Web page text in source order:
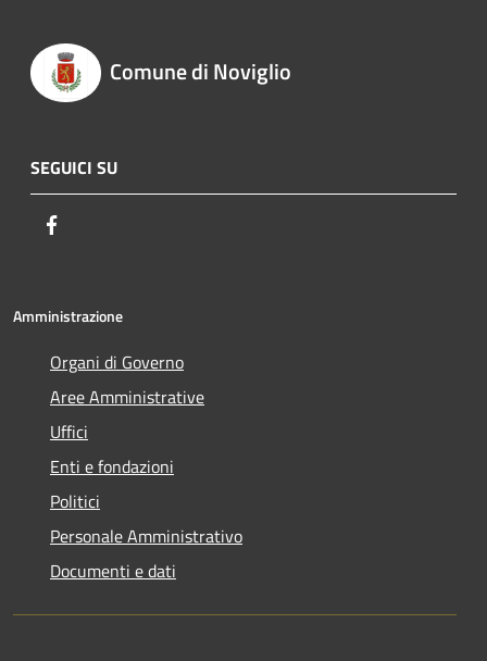
Comune di Noviglio
SEGUICI SU
Amministrazione
Organi di Governo
Aree Amministrative
Uffici
Enti e fondazioni
Politici
Personale Amministrativo
Documenti e dati